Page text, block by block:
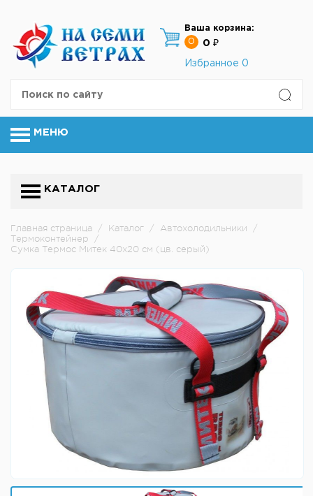
Ваша корзина:
0
0 ₽
Избранное 0
МЕНЮ
КАТАЛОГ
Главная страница / Каталог / Автохолодильники
/
Термоконтейнер
/
Сумка Термос Митек 40х20 см (цв. серый)